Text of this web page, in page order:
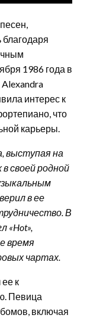
1986 года в
интерес к
что
карьеры.
выступая на
своей родной
в ее
В
«Hot»,
время
чартах.
к
Певица
включая